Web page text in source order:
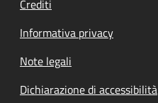
Crediti
Informativa privacy
Note legali
Dichiarazione di accessibilità